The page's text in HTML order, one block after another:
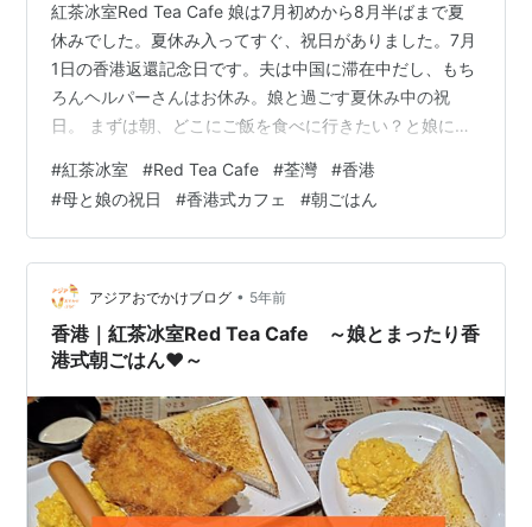
紅茶冰室Red Tea Cafe 娘は7月初めから8月半ばまで夏
休みでした。夏休み入ってすぐ、祝日がありました。7月
1日の香港返還記念日です。夫は中国に滞在中だし、もち
ろんヘルパーさんはお休み。娘と過ごす夏休み中の祝
日。 まずは朝、どこにご飯を食べに行きたい？と娘に聞
紅茶冰室Red Tea Cafeに行きました。紅茶冰室はオープ
ン当初から、我が家行きつけの冰室（香港式カフェレス
トラン）です。 紅茶冰室Red Tea Cafe 荃灣は本当に沢
山のレストランやカフェがあるのですが、茶餐廳・冰室
（香港式カフェレストラン）の中では、紅茶冰室が一番
人気だ…
#紅茶冰室 #Red Tea Cafe #荃灣 #香港
#母と娘の祝日 #香港式カフェ #朝ごはん
アジアおでかけブログ • 5年前
香港｜紅茶冰室Red Tea Cafe ～娘とまったり香
港式朝ごはん♥～